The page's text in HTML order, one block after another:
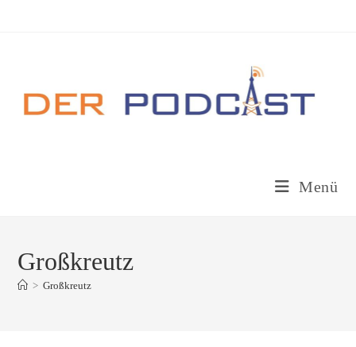
Menü
Großkreutz
> Großkreutz